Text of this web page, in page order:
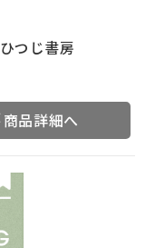
ひつじ書房
商品詳細へ